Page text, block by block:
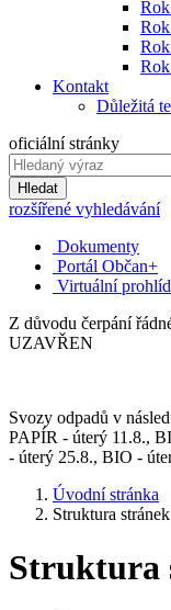
Rok
Kontakt
Důležitá
oficiální stránky
Hledat
rozšířené vyhledávání
Dokumenty
Portál Občan+
Virtuální
Z důvodu čerpání
UZAVŘEN
Svozy odpadů v
PAPÍR - úterý 11.8.,
- úterý 25.8., BIO -
Úvodní stránka
Struktura stránek
Struktura